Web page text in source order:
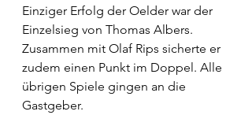
Einziger Erfolg der Oelder war der
Einzelsieg von Thomas Albers.
Zusammen mit Olaf Rips sicherte er
zudem einen Punkt im Doppel. Alle
übrigen Spiele gingen an die
Gastgeber.